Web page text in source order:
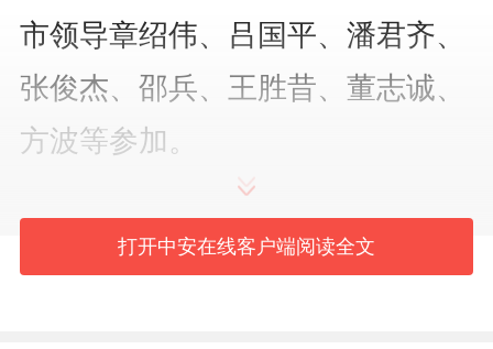
市领导章绍伟、吕国平、潘君齐、
张俊杰、邵兵、王胜昔、董志诚、
方波等参加。
会议学习了习近平经济思想，
传达了5月29日省委常委会会议精
打开中安在线客户端阅读全文